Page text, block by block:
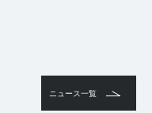
ニュース一覧